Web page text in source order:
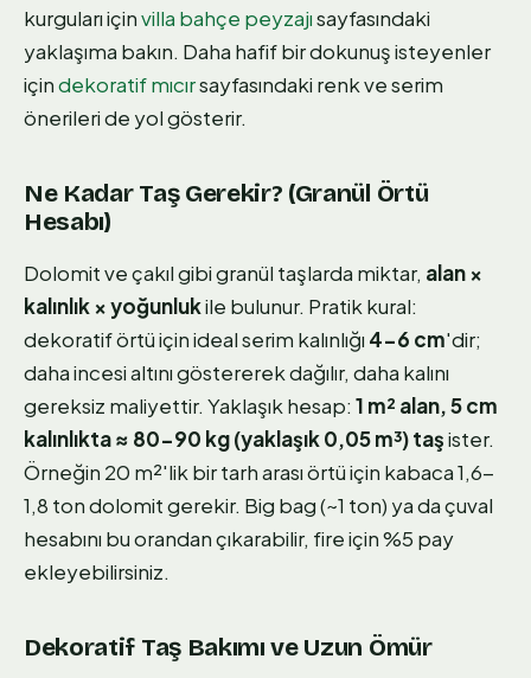
kurguları içinvilla bahçe peyzajısayfasındaki
yaklaşıma bakın. Daha hafif bir dokunuş isteyenler
içindekoratif mıcırsayfasındaki renk ve serim
önerileri de yol gösterir.
Ne Kadar Taş Gerekir? (Granül Örtü
Hesabı)
Dolomit ve çakıl gibi granül taşlarda miktar, alan ×
kalınlık × yoğunlukile bulunur. Pratik kural:
dekoratif örtü için ideal serim kalınlığı 4-6 cm'dir;
daha incesi altını göstererek dağılır, daha kalını
gereksiz maliyettir. Yaklaşık hesap: 1 m² alan, 5 cm
kalınlıkta ≈ 80-90 kg (yaklaşık 0,05 m³) taşister.
Örneğin 20 m²'lik bir tarh arası örtü için kabaca 1,6-
1,8 ton dolomit gerekir. Big bag (~1 ton) ya da çuval
hesabını bu orandan çıkarabilir, fire için %5 pay
ekleyebilirsiniz.
Dekoratif Taş Bakımı ve Uzun Ömür